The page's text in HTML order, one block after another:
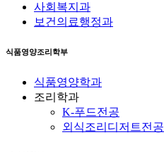
사회복지과
보건의료행정과
식품영양조리학부
식품영양학과
조리학과
K-푸드전공
외식조리디저트전공